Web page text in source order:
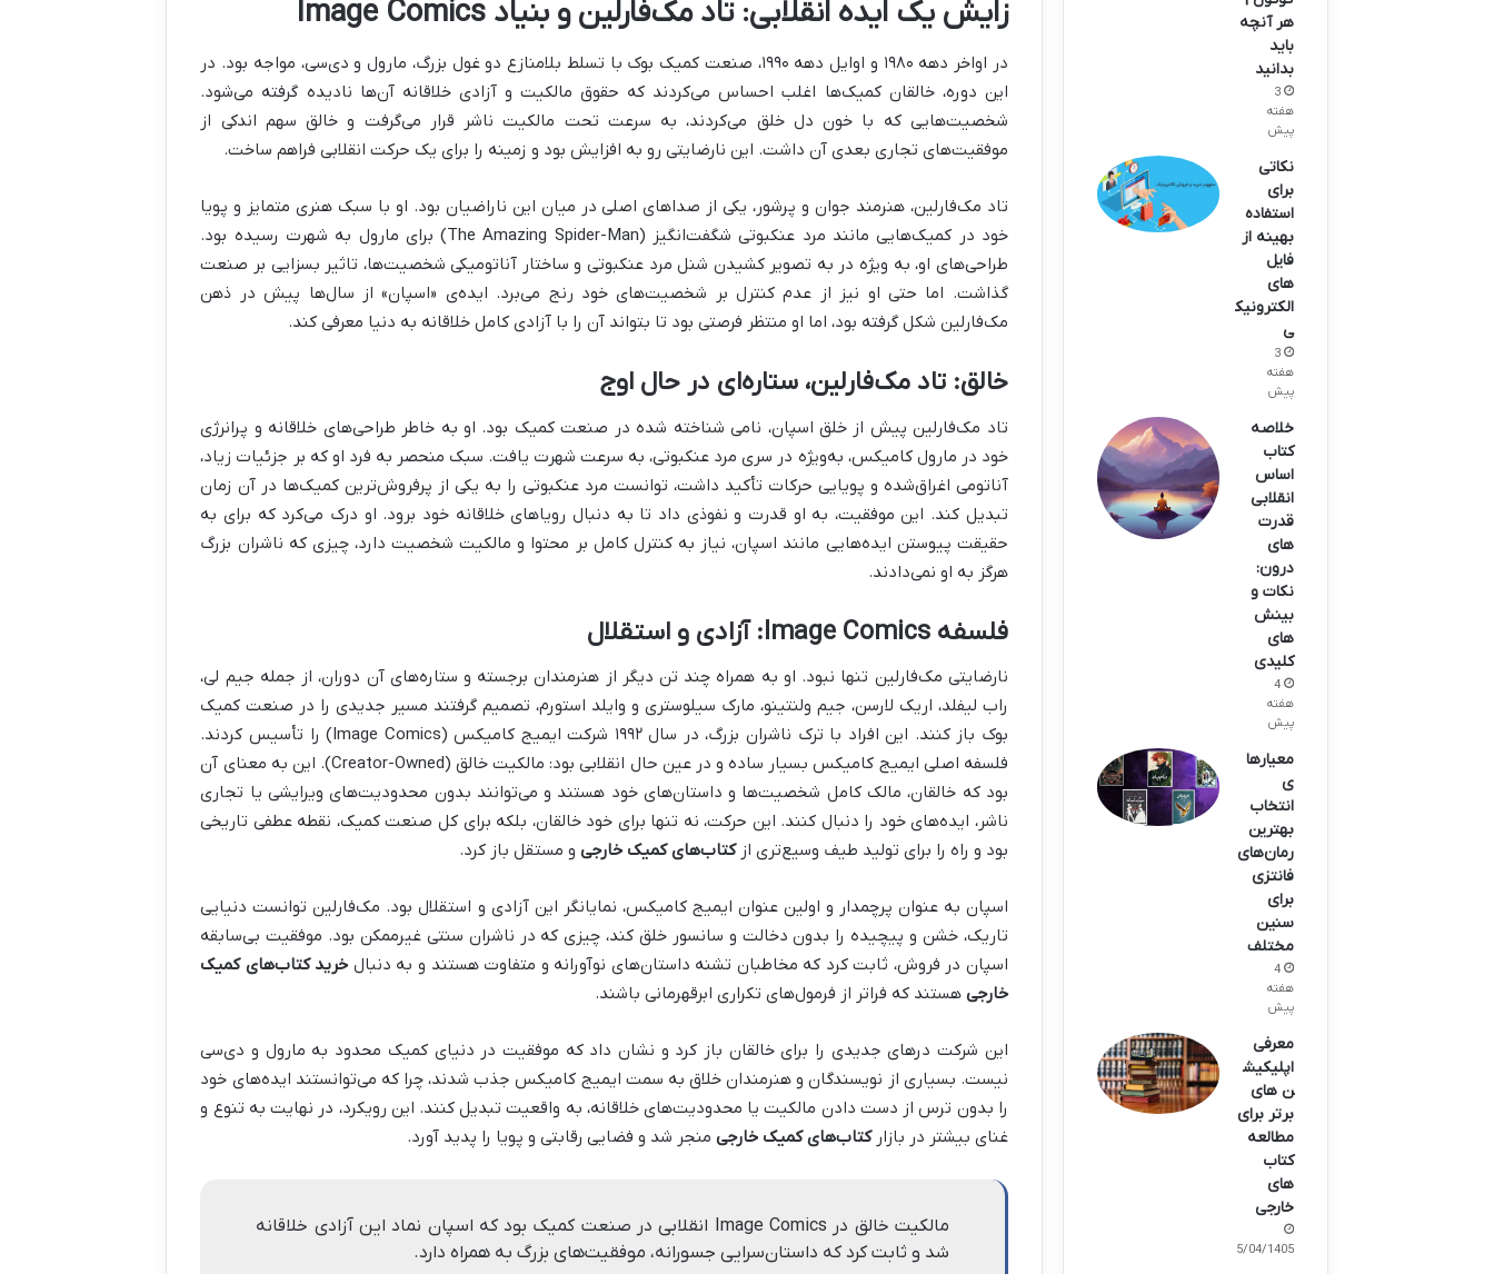
زایش یک ایده انقلابی: تاد مک‌فارلین و بنیاد Image Comics
در اواخر دهه ۱۹۸۰ و اوایل دهه ۱۹۹۰، صنعت کمیک بوک با تسلط بلامنازع دو غول بزرگ، مارول و دی‌سی، مواجه بود. در
این دوره، خالقان کمیک‌ها اغلب احساس می‌کردند که حقوق مالکیت و آزادی خلاقانه آن‌ها نادیده گرفته می‌شود.
شخصیت‌هایی که با خون دل خلق می‌کردند، به سرعت تحت مالکیت ناشر قرار می‌گرفت و خالق سهم اندکی از
موفقیت‌های تجاری بعدی آن داشت. این نارضایتی رو به افزایش بود و زمینه را برای یک حرکت انقلابی فراهم ساخت.
تاد مک‌فارلین، هنرمند جوان و پرشور، یکی از صداهای اصلی در میان این ناراضیان بود. او با سبک هنری متمایز و پویا
خود در کمیک‌هایی مانند مرد عنکبوتی شگفت‌انگیز (The Amazing Spider-Man) برای مارول به شهرت رسیده بود.
طراحی‌های او، به ویژه در به تصویر کشیدن شنل مرد عنکبوتی و ساختار آناتومیکی شخصیت‌ها، تاثیر بسزایی بر صنعت
گذاشت. اما حتی او نیز از عدم کنترل بر شخصیت‌های خود رنج می‌برد. ایده‌ی «اسپان» از سال‌ها پیش در ذهن
مک‌فارلین شکل گرفته بود، اما او منتظر فرصتی بود تا بتواند آن را با آزادی کامل خلاقانه به دنیا معرفی کند.
خالق: تاد مک‌فارلین، ستاره‌ای در حال اوج
تاد مک‌فارلین پیش از خلق اسپان، نامی شناخته شده در صنعت کمیک بود. او به خاطر طراحی‌های خلاقانه و پرانرژی
خود در مارول کامیکس، به‌ویژه در سری مرد عنکبوتی، به سرعت شهرت یافت. سبک منحصر به فرد او که بر جزئیات زیاد،
آناتومی اغراق‌شده و پویایی حرکات تأکید داشت، توانست مرد عنکبوتی را به یکی از پرفروش‌ترین کمیک‌ها در آن زمان
تبدیل کند. این موفقیت، به او قدرت و نفوذی داد تا به دنبال رویاهای خلاقانه خود برود. او درک می‌کرد که برای به
حقیقت پیوستن ایده‌هایی مانند اسپان، نیاز به کنترل کامل بر محتوا و مالکیت شخصیت دارد، چیزی که ناشران بزرگ
هرگز به او نمی‌دادند.
فلسفه Image Comics: آزادی و استقلال
نارضایتی مک‌فارلین تنها نبود. او به همراه چند تن دیگر از هنرمندان برجسته و ستاره‌های آن دوران، از جمله جیم لی،
راب لیفلد، اریک لارسن، جیم ولنتینو، مارک سیلوستری و وایلد استورم، تصمیم گرفتند مسیر جدیدی را در صنعت کمیک
بوک باز کنند. این افراد با ترک ناشران بزرگ، در سال ۱۹۹۲ شرکت ایمیج کامیکس (Image Comics) را تأسیس کردند.
فلسفه اصلی ایمیج کامیکس بسیار ساده و در عین حال انقلابی بود: مالکیت خالق (Creator-Owned). این به معنای آن
بود که خالقان، مالک کامل شخصیت‌ها و داستان‌های خود هستند و می‌توانند بدون محدودیت‌های ویرایشی یا تجاری
ناشر، ایده‌های خود را دنبال کنند. این حرکت، نه تنها برای خود خالقان، بلکه برای کل صنعت کمیک، نقطه عطفی تاریخی
بود و راه را برای تولید طیف وسیع‌تری ازکتاب‌های کمیک خارجی و مستقل باز کرد.
اسپان به عنوان پرچمدار و اولین عنوان ایمیج کامیکس، نمایانگر این آزادی و استقلال بود. مک‌فارلین توانست دنیایی
تاریک، خشن و پیچیده را بدون دخالت و سانسور خلق کند، چیزی که در ناشران سنتی غیرممکن بود. موفقیت بی‌سابقه
اسپان در فروش، ثابت کرد که مخاطبان تشنه داستان‌های نوآورانه و متفاوت هستند و به دنبال خرید کتاب‌های کمیک
خارجی هستند که فراتر از فرمول‌های تکراری ابرقهرمانی باشند.
این شرکت درهای جدیدی را برای خالقان باز کرد و نشان داد که موفقیت در دنیای کمیک محدود به مارول و دی‌سی
نیست. بسیاری از نویسندگان و هنرمندان خلاق به سمت ایمیج کامیکس جذب شدند، چرا که می‌توانستند ایده‌های خود
را بدون ترس از دست دادن مالکیت یا محدودیت‌های خلاقانه، به واقعیت تبدیل کنند. این رویکرد، در نهایت به تنوع و
غنای بیشتر در بازارکتاب‌های کمیک خارجی منجر شد و فضایی رقابتی و پویا را پدید آورد.
مالکیت خالق در Image Comics انقلابی در صنعت کمیک بود که اسپان نماد این آزادی خلاقانه
شد و ثابت کرد که داستان‌سرایی جسورانه، موفقیت‌های بزرگ به همراه دارد.
هر آنچه
باید
بدانید
3
هفته
پیش
نکاتی
برای
استفاده
بهینه از
فایل
های
الکترونیک
ی
3
هفته
پیش
خلاصه
کتاب
اساس
انقلابی
قدرت
های
درون:
نکات و
بینش
های
کلیدی
4
هفته
پیش
معیارها
ی
انتخاب
بهترین
رمان‌های
فانتزی
برای
سنین
مختلف
4
هفته
پیش
معرفی
اپلیکیش
ن های
برتر برای
مطالعه
کتاب
های
خارجی
15/04/1405